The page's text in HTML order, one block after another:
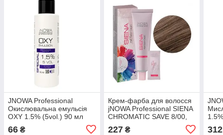
JNOWA Professional
Окислювальна емульсія
OXY 1.5% (5vol.) 90 мл
66 ₴
Крем-фарба для волосся
jNOWA Professional SIENA
CHROMATIC SAVE 8/00,
227₴ 312